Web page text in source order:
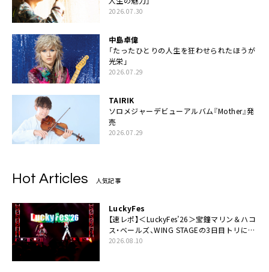
2026.07.30
中島卓偉
「たったひとりの人生を狂わせられたほうが
光栄」
2026.07.29
TAIRIK
ソロメジャーデビューアルバム『Mother』発
売
2026.07.29
Hot Articles 人気記事
LuckyFes
【速レポ】＜LuckyFes’26＞宝鐘マリン＆ハコ
ス・ベールズ、WING STAGEの3日目トリに降
臨。VTuber初出演の＜LuckyFes＞に刻みつ
2026.08.10